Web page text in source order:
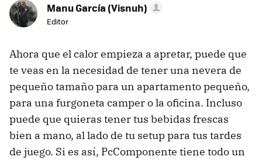
Manu García (Visnuh)
Editor
Ahora que el calor empieza a apretar, puede que
te veas en la necesidad de tener una nevera de
pequeño tamaño para un apartamento pequeño,
para una furgoneta camper o la oficina. Incluso
puede que quieras tener tus bebidas frescas
bien a mano, al lado de tu setup para tus tardes
de juego. Si es así, PcComponente tiene todo un